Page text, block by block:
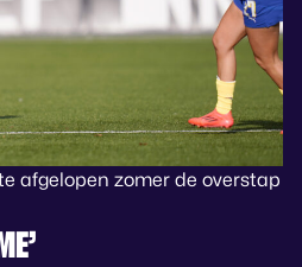
afgelopen zomer de overstap